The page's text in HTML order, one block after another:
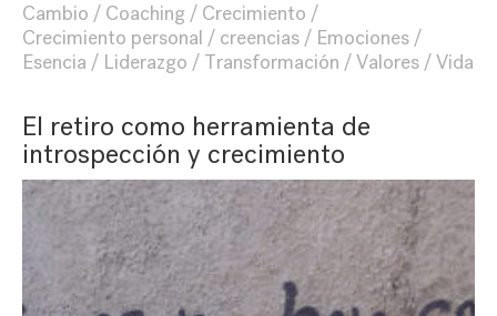
Cambio
Coaching
Crecimiento
Crecimiento personal
creencias
Emociones
Esencia
Liderazgo Transformación Valores Vida
El retiro como herramienta de
introspección y crecimiento